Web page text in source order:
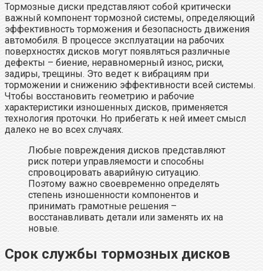
Тормозные диски представляют собой критически
важный компонент тормозной системы, определяющий
эффективность торможения и безопасность движения
автомобиля. В процессе эксплуатации на рабочих
поверхностях дисков могут появляться различные
дефекты – биение, неравномерный износ, риски,
задиры, трещины. Это ведет к вибрациям при
торможении и снижению эффективности всей системы.
Чтобы восстановить геометрию и рабочие
характеристики изношенных дисков, применяется
технология проточки. Но прибегать к ней имеет смысл
далеко не во всех случаях.
Любые повреждения дисков представляют
риск потери управляемости и способны
спровоцировать аварийную ситуацию.
Поэтому важно своевременно определять
степень изношенности компонентов и
принимать грамотные решения –
восстанавливать детали или заменять их на
новые.
Срок службы тормозных дисков